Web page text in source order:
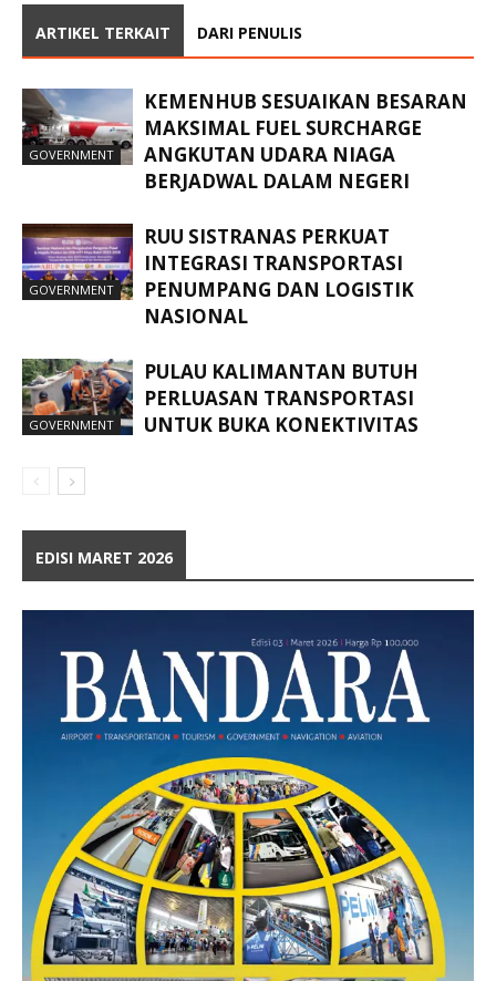
ARTIKEL TERKAIT DARI PENULIS
GOVERNMENT
KEMENHUB SESUAIKAN BESARAN
MAKSIMAL FUEL SURCHARGE
ANGKUTAN UDARA NIAGA
BERJADWAL DALAM NEGERI
GOVERNMENT
RUU SISTRANAS PERKUAT
INTEGRASI TRANSPORTASI
PENUMPANG DAN LOGISTIK
NASIONAL
GOVERNMENT
PULAU KALIMANTAN BUTUH
PERLUASAN TRANSPORTASI
UNTUK BUKA KONEKTIVITAS
EDISI MARET 2026